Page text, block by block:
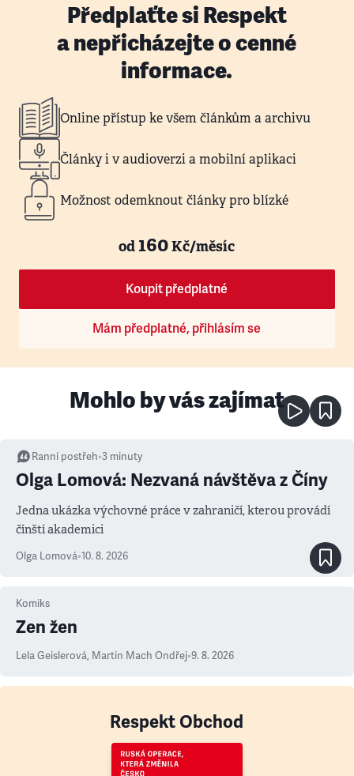
Předplaťte si Respekt
a nepřicházejte o cenné
informace.
Online přístup ke všem článkům a archivu
Články i v audioverzi a mobilní aplikaci
Možnost odemknout články pro blízké
od160Kč/měsíc
Koupit předplatné
Mám předplatné, přihlásím se
Mohlo by vás zajímat
Ranní postřeh•3 minuty
Olga Lomová: Nezvaná návštěva z Číny
Jedna ukázka výchovné práce v zahraničí, kterou provádí
čínští akademici
Olga Lomová•10. 8. 2026
Komiks
Zen žen
Lela Geislerová, Martin Mach Ondřej•9. 8. 2026
Respekt Obchod